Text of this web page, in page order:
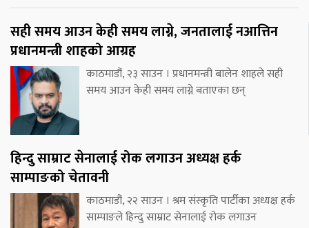
सही समय आउन केही समय लाग्ने, जनतालाई नआत्तिन
प्रधानमन्त्री शाहको आग्रह
काठमाडौं, २३ साउन । प्रधानमन्त्री बालेन शाहले सही
समय आउन केही समय लाग्ने बताएका छन्
हिन्दु साम्राट सेनालाई रोक लगाउन अध्यक्ष हर्क
साम्पाङको चेतावनी
काठमाडौं, २२ साउन । श्रम संस्कृति पार्टीका अध्यक्ष हर्क
साम्पाङले हिन्दु साम्राट सेनालाई रोक लगाउन